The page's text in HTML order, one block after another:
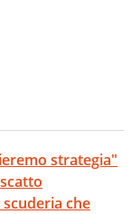
strategia"
che